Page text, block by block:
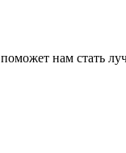
нам стать